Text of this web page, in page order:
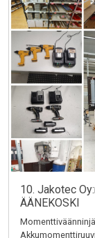
10. Jakotec
ÄÄNEKOSKI